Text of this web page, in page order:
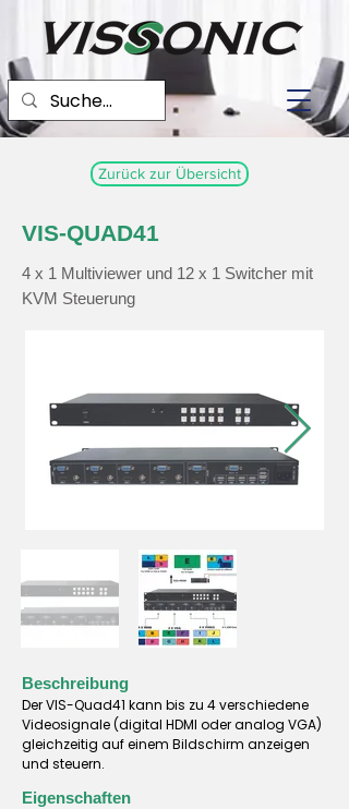
Zurück zur Übersicht
VIS-QUAD41
4 x 1 Multiviewer und 12 x 1 Switcher mit
KVM Steuerung
Beschreibung
Der VIS-Quad41 kann bis zu 4 verschiedene
Videosignale (digital HDMI oder analog VGA)
gleichzeitig auf einem Bildschirm anzeigen
und steuern.
Eigenschaften